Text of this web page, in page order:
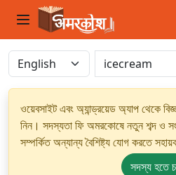
ওয়েবসাইট এবং অ্যান্ড্রয়েড অ্যাপ থেকে
নিন। সদস্যতা ফি অমরকোষে নতুন শব্দ ও
সম্পর্কিত অন্যান্য বৈশিষ্ট্য যোগ করতে
সদস্য হতে